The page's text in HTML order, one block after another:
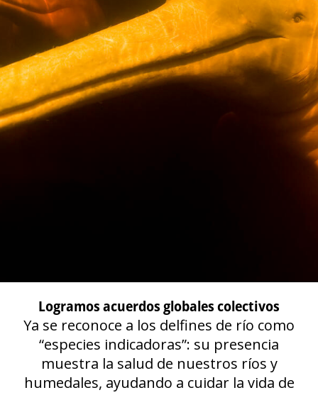
Logramos acuerdos globales colectivos
Ya se reconoce a los delfines de río como
“especies indicadoras”: su presencia
muestra la salud de nuestros ríos y
humedales, ayudando a cuidar la vida de